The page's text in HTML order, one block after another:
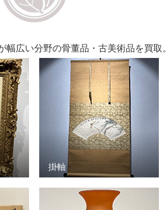
幅広い分野の骨董品・古美術品を買取。
掛軸